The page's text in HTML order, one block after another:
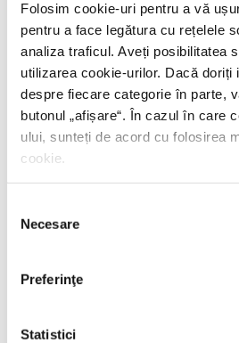
Folosim cookie-uri pentru a vă
pentru a face legătura cu rețelele
analiza traficul. Aveți posibilitatea
utilizarea cookie-urilor. Dacă doriți
despre fiecare categorie în parte,
butonul „ afișare“. În cazul în care
ului, sunteți de acord cu folosirea
cookie.
consimțământului
Necesare
Preferinţe
Statistici
PREȚ 71.99